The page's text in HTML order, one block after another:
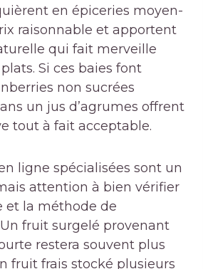
en épiceries moyen-
raisonnable et apportent
qui fait merveille
Si ces baies font
non sucrées
un jus d’agrumes offrent
tout à fait acceptable.
ligne spécialisées sont un
attention à bien vérifier
et la méthode de
fruit surgelé provenant
restera souvent plus
fruit frais stocké plusieurs